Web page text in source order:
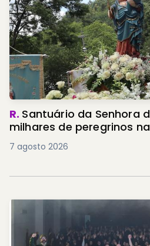
R. Santuário da Senhora
milhares de peregrinos
7 agosto 2026